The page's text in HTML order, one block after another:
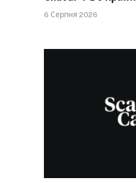
6 Серпня 2026